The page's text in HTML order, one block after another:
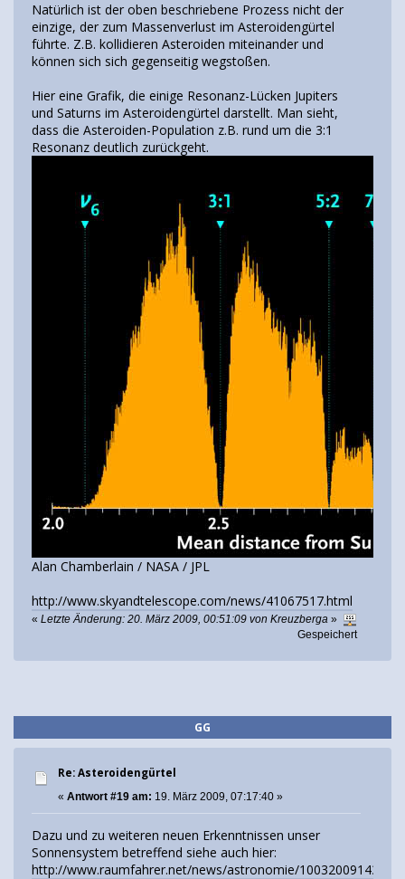
Natürlich ist der oben beschriebene Prozess nicht der
einzige, der zum Massenverlust im Asteroidengürtel
führte. Z.B. kollidieren Asteroiden miteinander und
können sich sich gegenseitig wegstoßen.
Hier eine Grafik, die einige Resonanz-Lücken Jupiters
und Saturns im Asteroidengürtel darstellt. Man sieht,
dass die Asteroiden-Population z.B. rund um die 3:1
Resonanz deutlich zurückgeht.
Alan Chamberlain / NASA / JPL
http://www.skyandtelescope.com/news/41067517.html
« Letzte Änderung: 20. März 2009, 00:51:09 von Kreuzberga »
Gespeichert
GG
Re: Asteroidengürtel
« Antwort #19 am: 19. März 2009, 07:17:40 »
Dazu und zu weiteren neuen Erkenntnissen unser
Sonnensystem betreffend siehe auch hier:
http://www.raumfahrer.net/news/astronomie/